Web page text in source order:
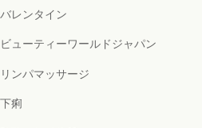
バレンタイン
ビューティーワールドジャパン
リンパマッサージ
下痢